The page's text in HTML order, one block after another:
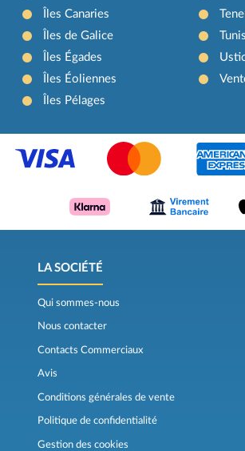
Îles Canaries
Îles de Galice
Îles Égades
Îles Éoliennes
Îles Pélages
LA SOCIÉTÉ
Qui sommes-nous
Nous contacter
Contacts Commerciaux
Avis
Conditions générales de vente
Politique de confidentialité
Gestion des cookies